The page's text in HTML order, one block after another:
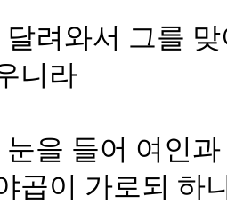
려와서 그를
니라
을 들어 여인
곱이 가로되 하